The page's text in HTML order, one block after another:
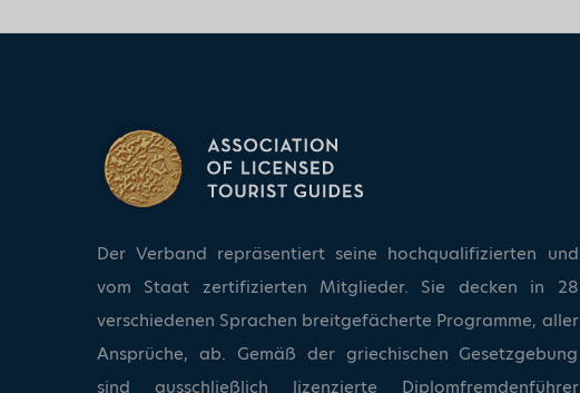
Der Verband repräsentiert seine hochqualifizierten und
vom Staat zertifizierten Mitglieder. Sie decken in 28
verschiedenen Sprachen breitgefächerte Programme, aller
Ansprüche, ab. Gemäß der griechischen Gesetzgebung
sind ausschließlich lizenzierte Diplomfremdenführer